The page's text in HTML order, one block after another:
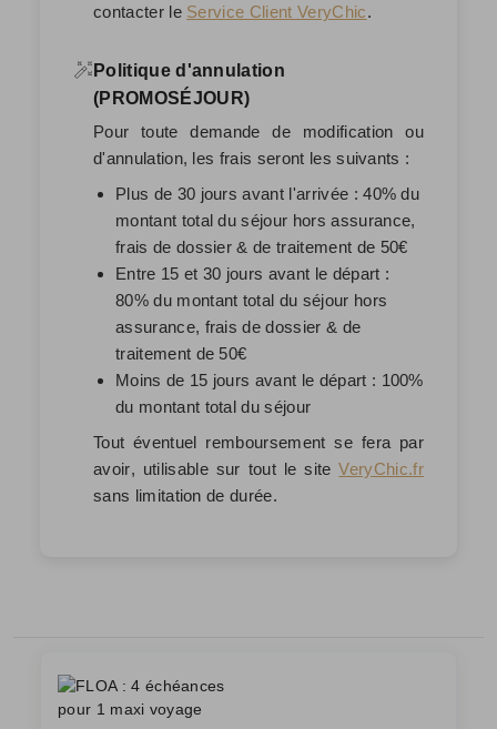
contacter le Service Client VeryChic.
Politique d'annulation
(PROMOSÉJOUR)
Pour toute demande de modification ou
d'annulation, les frais seront les suivants :
Plus de 30 jours avant l'arrivée : 40% du
montant total du séjour hors assurance,
frais de dossier & de traitement de 50€
Entre 15 et 30 jours avant le départ :
80% du montant total du séjour hors
assurance, frais de dossier & de
traitement de 50€
Moins de 15 jours avant le départ : 100%
du montant total du séjour
Tout éventuel remboursement se fera par
avoir, utilisable sur tout le siteVeryChic.fr
sans limitation de durée.